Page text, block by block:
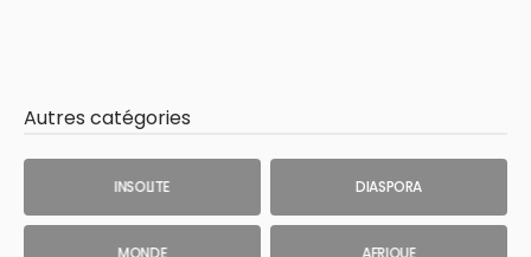
Autres catégories
INSOLITE DIASPORA
MONDE AFRIQUE